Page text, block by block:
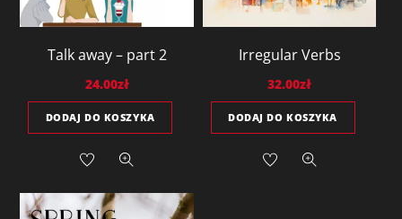
Talk away – part 2
24.00zł
DODAJ DO KOSZYKA
Irregular Verbs
32.00zł
DODAJ DO KOSZYKA